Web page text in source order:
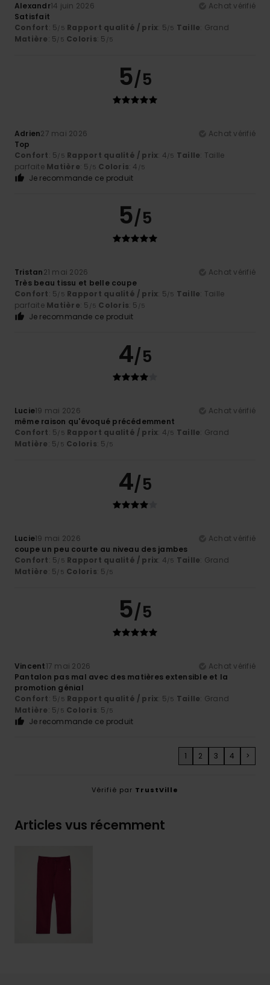
Alexandr14 juin 2026
Achat vérifié
Satisfait
Confort: 5/5 Rapport qualité / prix: 5/5 Taille: Grand
Matière: 5/5 Coloris: 5 /5
5/5
Adrien27 mai 2026
Achat vérifié
Top
Confort: 5/5 Rapport qualité / prix: 4/5 Taille: Taille
parfaite Matière: 5 /5 Coloris: 4 /5
Je recommande ce produit
5/5
Tristan21 mai 2026
Achat vérifié
Très beau tissu et belle coupe
Confort: 5/5 Rapport qualité / prix: 5/5 Taille: Taille
parfaite Matière: 5 /5 Coloris: 5 /5
Je recommande ce produit
4/5
Lucie19 mai 2026
Achat vérifié
même raison qu'évoqué précédemment
Confort: 5/5 Rapport qualité / prix: 4/5 Taille: Grand
Matière: 5/5 Coloris: 5 /5
4/5
Lucie19 mai 2026
Achat vérifié
coupe un peu courte au niveau des jambes
Confort: 5/5 Rapport qualité / prix: 4/5 Taille: Grand
Matière: 5/5 Coloris: 5 /5
5/5
Vincent17 mai 2026
Achat vérifié
Pantalon pas mal avec des matières extensible et la
promotion génial
Confort: 5/5 Rapport qualité / prix: 5/5 Taille: Grand
Matière: 5/5 Coloris: 5 /5
Je recommande ce produit
1 2 3 4 >
Vérifié par TrustVille
Articles vus récemment